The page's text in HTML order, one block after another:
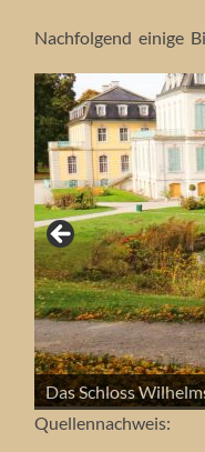
Nachfolgend einige
Das Schloss
Das Schloss
Das Schloss
Der Aussichtsturm
Der Park und das
Das Schloss und der
Quellennachweis: